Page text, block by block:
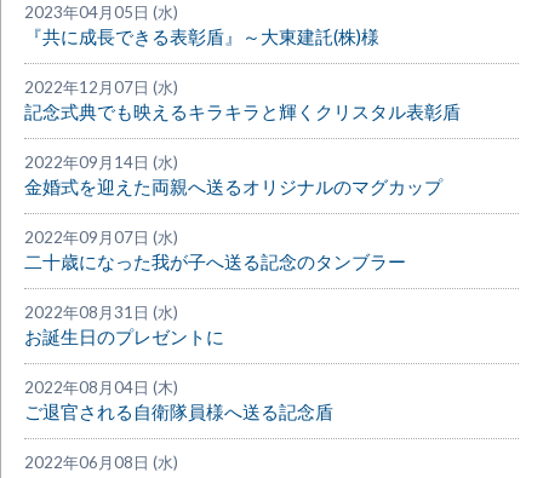
2023年04月05日 (水)
『共に成長できる表彰盾』～大東建託(株)様
2022年12月07日 (水)
記念式典でも映えるキラキラと輝くクリスタル表彰盾
2022年09月14日 (水)
金婚式を迎えた両親へ送るオリジナルのマグカップ
2022年09月07日 (水)
二十歳になった我が子へ送る記念のタンブラー
2022年08月31日 (水)
お誕生日のプレゼントに
2022年08月04日 (木)
ご退官される自衛隊員様へ送る記念盾
2022年06月08日 (水)